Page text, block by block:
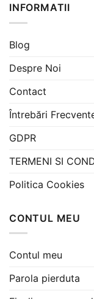
INFORMATII
Blog
Despre Noi
Contact
Întrebări
GDPR
TERMENI SI
Politica Cookies
CONTUL MEU
Contul meu
Parola pierduta